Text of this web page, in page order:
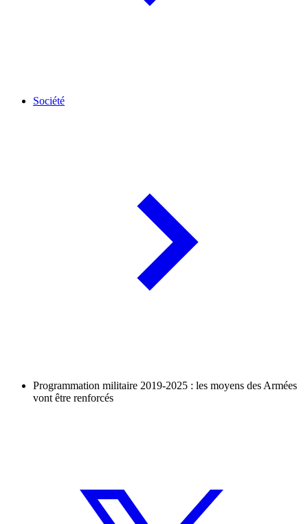
Société
Programmation militaire 2019-2025 : les moyens des Armées
vont être renforcés